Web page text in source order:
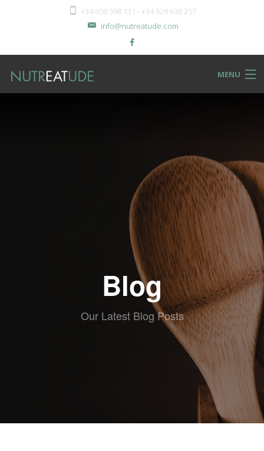
+34 650 598 131 - +34 629 638 257
info@nutreatude.com
MENU
Back
RECIPeatS
RECETAS
ESCRITAS
VIDEO
RECETAS
KIDS
Blog
Our Latest Blog Posts